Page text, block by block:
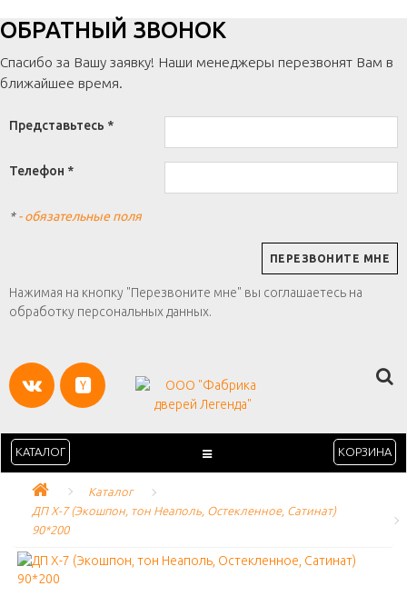
ОБРАТНЫЙ ЗВОНОК
Спасибо за Вашу заявку! Наши менеджеры перезвонят Вам в
ближайшее время.
Представьтесь *
Телефон *
*- обязательные поля
Нажимая на кнопку "Перезвоните мне" вы соглашаетесь на
обработку персональных данных.
КАТАЛОГ КОРЗИНА
Каталог
ДП Х-7 (Экошпон, тон Неаполь, Остекленное, Сатинат)
90*200